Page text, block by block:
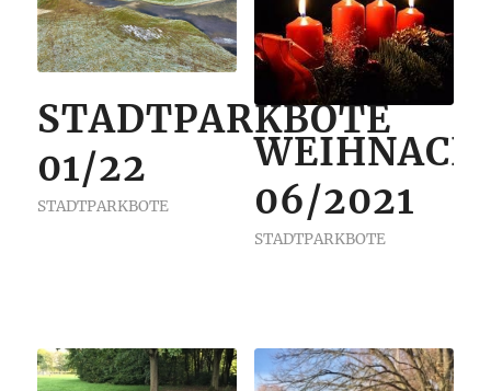
STADTPARKBOTE
01/22
STADTPARKBOTE
06/2021
STADTPARKBOTE